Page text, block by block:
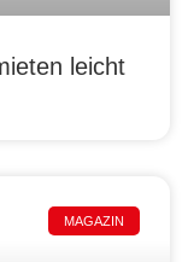
leicht
MAGAZIN